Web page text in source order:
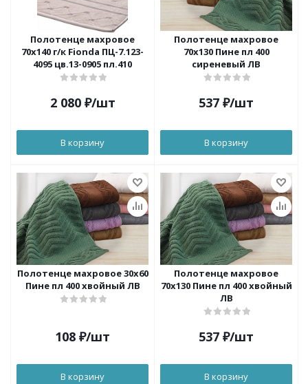
Полотенце махровое
70х140 г/к Fionda ПЦ-7.123-
4095 цв.13-0905 пл.410
2 080₽/шт
В корзину
Полотенце махровое
70х130 Пине пл 400
сиреневый ЛВ
537 ₽/шт
В корзину
Полотенце махровое 30х60
Пине пл 400 хвойный ЛВ
108 ₽/шт
В корзину
Полотенце махровое
70х130 Пине пл 400 хвойный
ЛВ
537 ₽/шт
В корзину